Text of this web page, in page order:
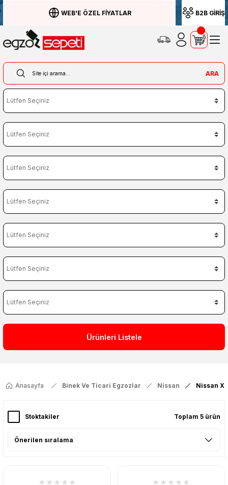
WEB'E ÖZEL FİYATLAR B2B GİRİŞ
ARA
Ürünleri Listele
Anasayfa Binek Ve Ticari Egzozlar Nissan Nissan
Stoktakiler Toplam 5 ürün